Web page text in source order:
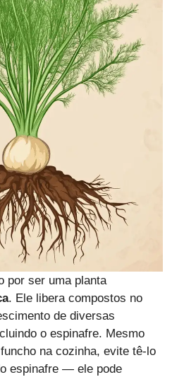
por ser uma planta
. Ele libera compostos no
de diversas
o espinafre. Mesmo
na cozinha, evite tê-lo
espinafre — ele pode